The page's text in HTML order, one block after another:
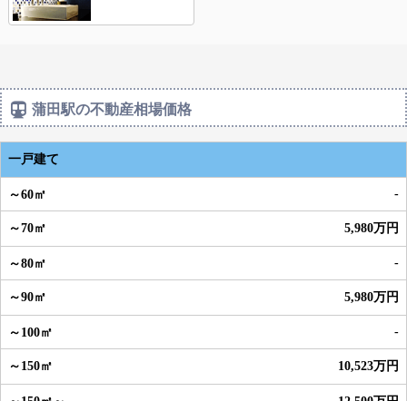
蒲田駅の不動産相場価格
一戸建て
-
5,980万円
-
5,980万円
-
10,523万円